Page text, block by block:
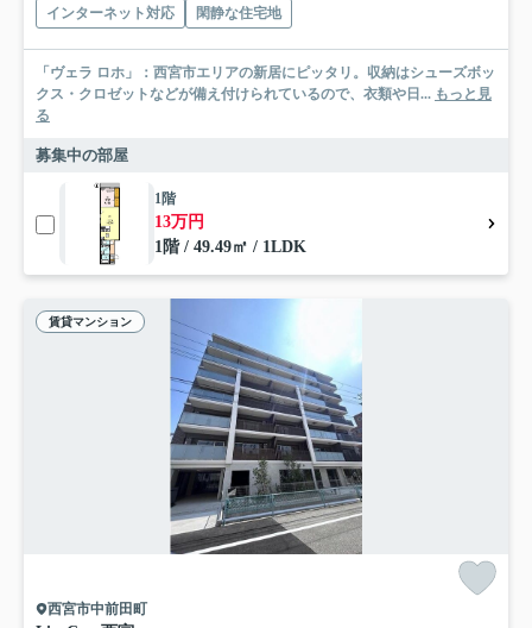
インターネット対応
閑静な住宅地
「ヴェラ ロホ」：西宮市エリアの新居にピッタリ。収納はシューズボッ
クス・クロゼットなどが備え付けられているので、衣類や日... もっと見
る
募集中の部屋
1階
13万円
1階 / 49.49㎡ / 1LDK
賃貸マンション
西宮市中前田町